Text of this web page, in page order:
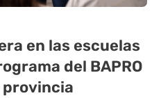
en las escuelas
del BAPRO
provincia